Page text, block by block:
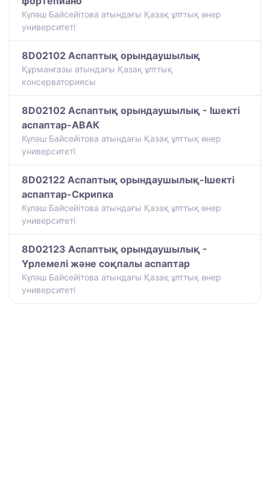
Күләш Байсейітова атындағы Қазақ ұлттық өнер
университеті
8D02102 Аспаптық орындаушылық
Құрманғазы атындағы Қазақ ұлттық
консерваториясы
8D02102 Аспаптық орындаушылық - Ішекті
аспаптар-АВАК
Күләш Байсейітова атындағы Қазақ ұлттық өнер
университеті
8D02122 Аспаптық орындаушылық-Ішекті
аспаптар-Скрипка
Күләш Байсейітова атындағы Қазақ ұлттық өнер
университеті
8D02123 Аспаптық орындаушылық -
Үрлемелі және соқпалы аспаптар
Күләш Байсейітова атындағы Қазақ ұлттық өнер
университеті